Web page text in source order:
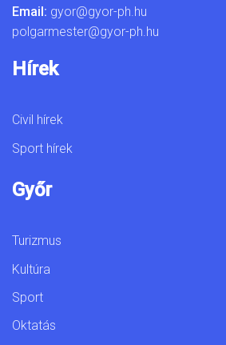
Email: gyor@gyor-ph.hu
polgarmester@gyor-ph.hu
Hírek
Civil hírek
Sport hírek
Győr
Turizmus
Kultúra
Sport
Oktatás